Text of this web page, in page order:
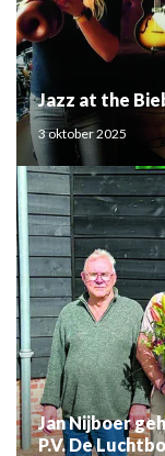
Jazz at the
3 oktober 2025
Jan Nijboer
P.V. De